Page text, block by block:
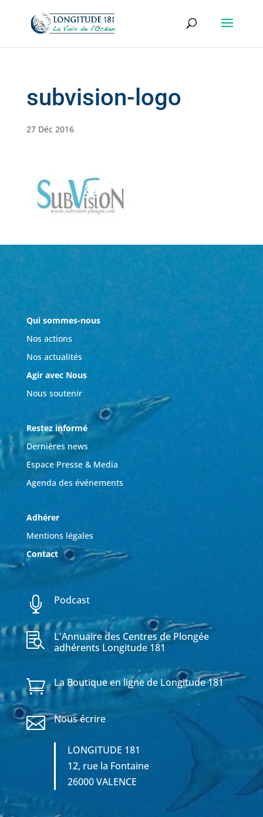
subvision-logo
27 Déc 2016
Qui sommes-nous
Nos actions
Nos actualités
Agir avec Nous
Nous soutenir
Restez informé
Dernières news
Espace Presse & Media
Agenda des événements
Adhérer
Mentions légales
Contact
 Podcast

L'Annuaire des Centres de Plongée
adhérents Longitude 181
 La Boutique en ligne de Longitude 181
 Nous écrire
LONGITUDE 181
12, rue la Fontaine
26000 VALENCE